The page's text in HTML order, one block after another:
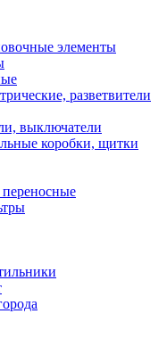
элементы
разветвители
выключатели
коробки, щитки